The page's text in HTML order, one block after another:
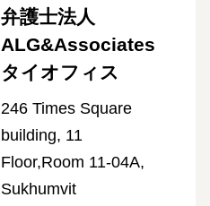
弁護士法人
ALG&Associates
タイオフィス
246 Times Square
building, 11
Floor,Room 11-04A,
Sukhumvit